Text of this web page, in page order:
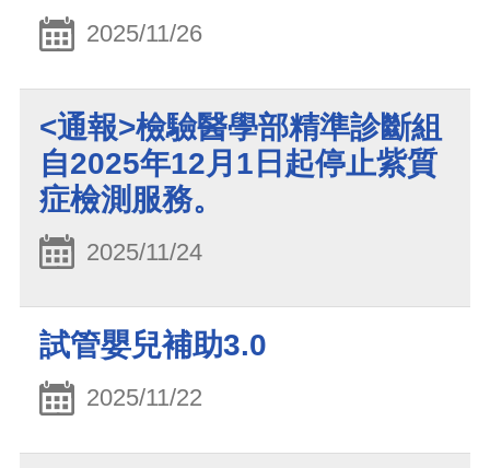
2025/11/26
<通報>檢驗醫學部精準診斷組
自2025年12月1日起停止紫質
症檢測服務。
2025/11/24
試管嬰兒補助3.0
2025/11/22